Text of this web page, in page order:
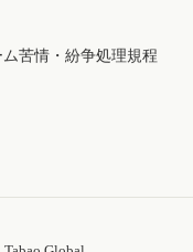
苦情・紛争処理規程